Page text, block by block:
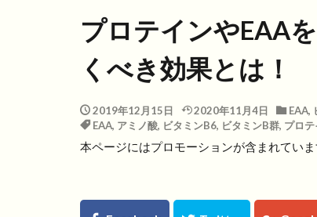
プロテインやEAA
くべき効果とは！
2019年12月15日 2020年11月4日 EAA,
EAA, アミノ酸, ビタミンB6, ビタミンB群, プロテ
本ページにはプロモーションが含まれてい